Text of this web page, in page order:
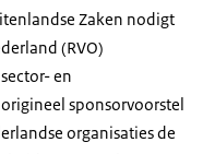
Zaken nodigt
(RVO)
en
sponsorvoorstel
organisaties de